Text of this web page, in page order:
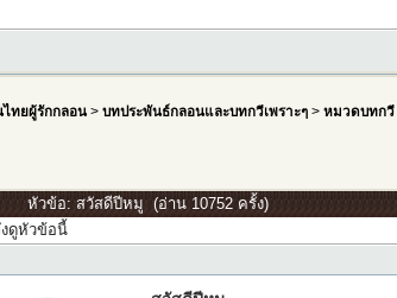
ทยผู้รักกลอน >บทประพันธ์กลอนและบทกวีเพราะๆ >หมวดบทก
หัวข้อ: สวัสดีปีหมู (อ่าน 10752 ครั้ง)
ดูหัวข้อนี้